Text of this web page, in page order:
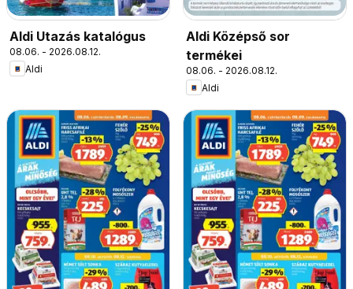
Aldi Utazás katalógus
08.06. - 2026.08.12.
Aldi
Aldi Középső sor
termékei
08.06. - 2026.08.12.
Aldi